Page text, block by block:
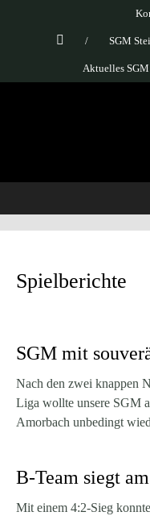
/ SGM
Aktuelles
Spielberichte
SGM mit
Nach den zwei knappen
Liga wollte unsere SGM
Amorbach unbedingt
B-Team siegt
Mit einem 4:2-Sieg